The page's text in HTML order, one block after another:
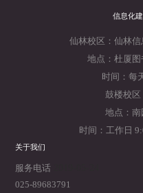
信息化
仙林校区：仙林
地点：杜厦
时间：每
鼓楼校
地点：
时间：工作日
关于我们
服务电话
025-89683791